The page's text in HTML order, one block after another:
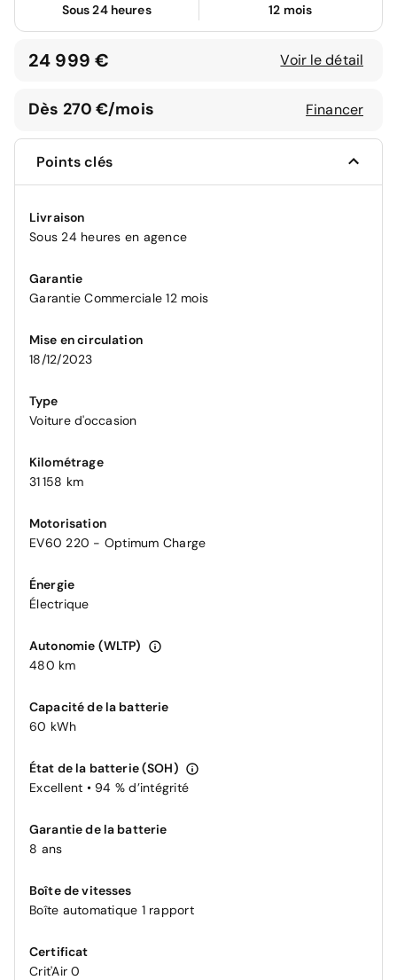
Sous 24 heures 12 mois
24 999 € Voir le détail
Dès 270 €/mois Financer
Points clés
Livraison
Sous 24 heures en agence
Garantie
Garantie Commerciale 12 mois
Mise en circulation
18/12/2023
Type
Voiture d'occasion
Kilométrage
31 158 km
Motorisation
EV60 220 - Optimum Charge
Énergie
Électrique
Autonomie (WLTP)
480 km
Capacité de la batterie
60 kWh
État de la batterie (SOH)
Excellent • 94 % d’intégrité
Garantie de la batterie
8 ans
Boîte de vitesses
Boîte automatique 1 rapport
Certificat
Crit'Air 0